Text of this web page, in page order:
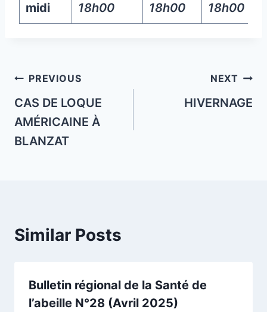
midi
18h00
18h00
18h00
Post
navigation
PREVIOUS
CAS DE LOQUE
AMÉRICAINE À
BLANZAT
NEXT
HIVERNAGE
Similar Posts
Bulletin régional de la Santé de
l’abeille N°28 (Avril 2025)